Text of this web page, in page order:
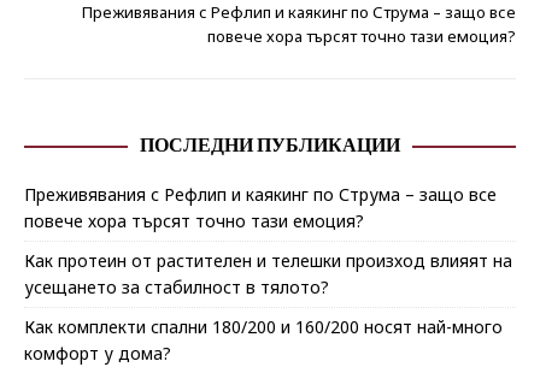
Преживявания с Рефлип и каякинг по Струма – защо все
повече хора търсят точно тази емоция?
ПОСЛЕДНИ ПУБЛИКАЦИИ
Преживявания с Рефлип и каякинг по Струма – защо все
повече хора търсят точно тази емоция?
Как протеин от растителен и телешки произход влияят на
усещането за стабилност в тялото?
Как комплекти спални 180/200 и 160/200 носят най-много
комфорт у дома?